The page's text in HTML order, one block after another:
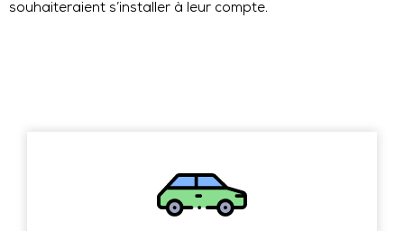
souhaiteraient s’installer à leur compte.